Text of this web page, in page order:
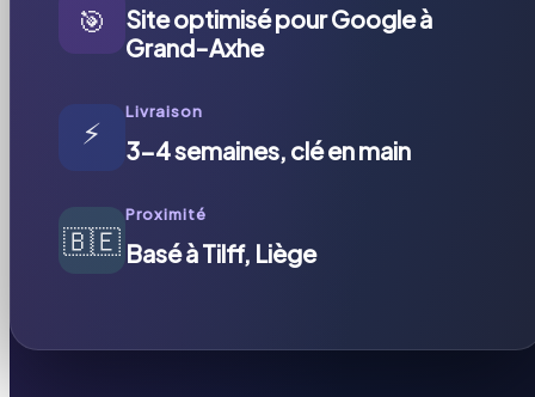
🎯
Site optimisé pour Google à
Grand-Axhe
⚡
Livraison
3-4 semaines, clé en main
🇧🇪
Proximité
Basé à Tilff, Liège